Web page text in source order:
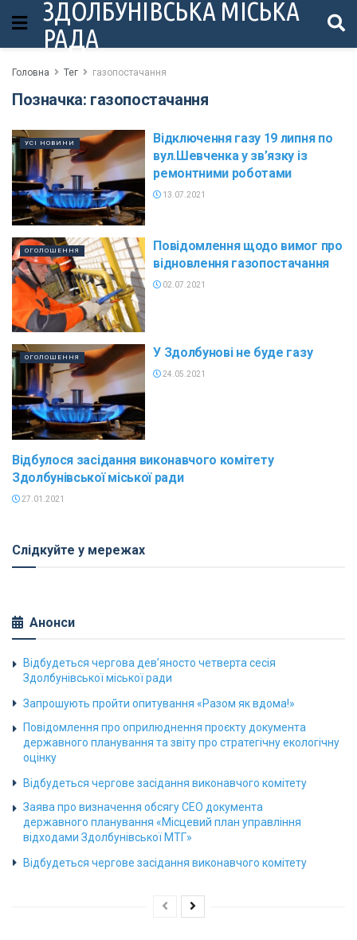
ЗДОЛБУНІВСЬКА МІСЬКА
РАДА
Головна Тег газопостачання
Позначка: газопостачання
УСІ НОВИНИ
Відключення газу 19 липня по
вул.Шевченка у зв’язку із
ремонтними роботами
13.07.2021
ОГОЛОШЕННЯ
Повідомлення щодо вимог про
відновлення газопостачання
02.07.2021
ОГОЛОШЕННЯ У Здолбунові не буде газу
24.05.2021
ГОЛОВНІ НОВИНИ
Відбулося засідання виконавчого комітету
Здолбунівської міської ради
27.01.2021
Слідкуйте у мережах
Анонси
Відбудеться чергова дев’яносто четверта сесія
Здолбунівської міської ради
Запрошують пройти опитування «Разом як вдома!»
Повідомлення про оприлюднення проєкту документа
державного планування та звіту про стратегічну екологічну
оцінку
Відбудеться чергове засідання виконавчого комітету
Заява про визначення обсягу СЕО документа
державного планування «Місцевий план управління
відходами Здолбунівської МТГ»
Відбудеться чергове засідання виконавчого комітету